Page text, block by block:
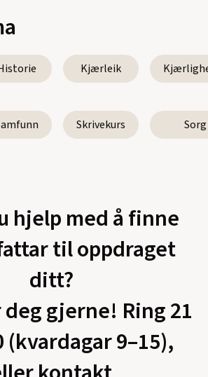
Kjærleik
Skrivekurs Sorg
hjelp med å finne
til oppdraget
ditt?
gjerne! Ring 21
(kvardagar 9–15),